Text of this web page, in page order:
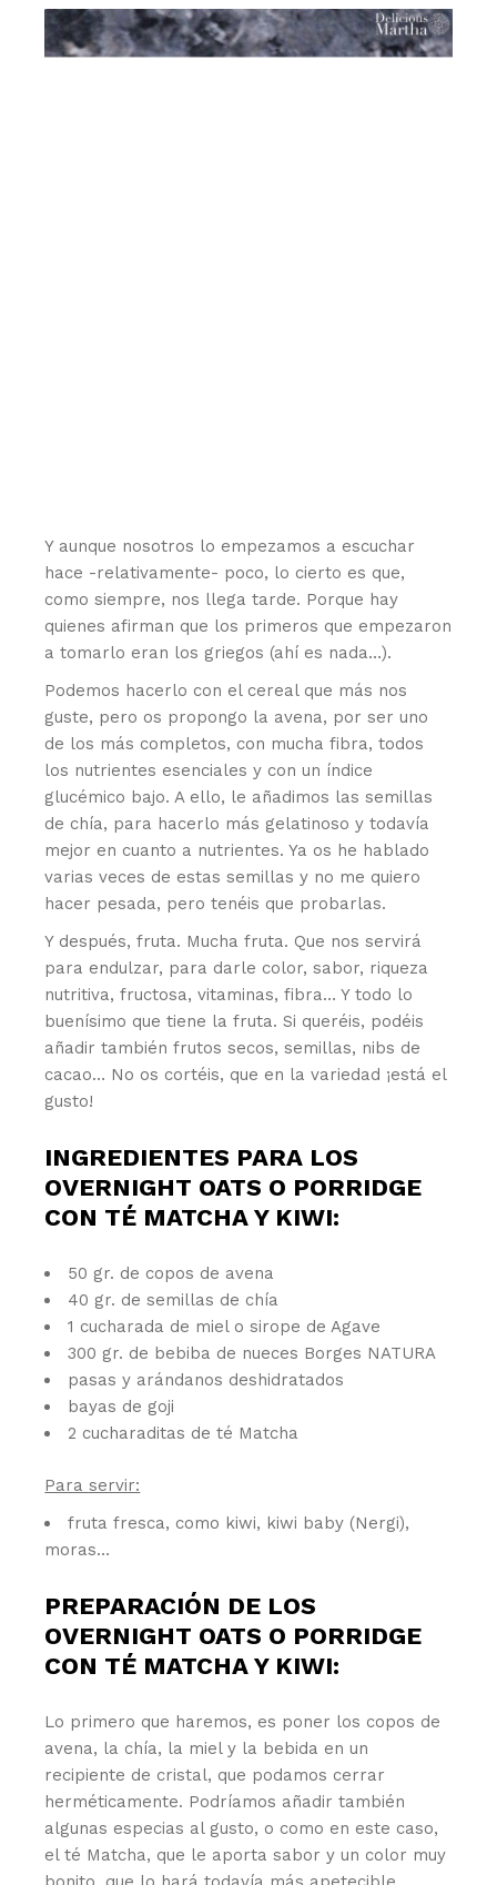
Y aunque nosotros lo empezamos a escuchar
hace -relativamente- poco, lo cierto es que,
como siempre, nos llega tarde. Porque hay
quienes afirman que los primeros que empezaron
a tomarlo eran los griegos (ahí es nada…).
Podemos hacerlo con el cereal que más nos
guste, pero os propongo la avena, por ser uno
de los más completos, con mucha fibra, todos
los nutrientes esenciales y con un índice
glucémico bajo. A ello, le añadimos las semillas
de chía, para hacerlo más gelatinoso y todavía
mejor en cuanto a nutrientes. Ya os he hablado
varias veces de estas semillas y no me quiero
hacer pesada, pero tenéis que probarlas.
Y después, fruta. Mucha fruta. Que nos servirá
para endulzar, para darle color, sabor, riqueza
nutritiva, fructosa, vitaminas, fibra… Y todo lo
buenísimo que tiene la fruta. Si queréis, podéis
añadir también frutos secos, semillas, nibs de
cacao… No os cortéis, que en la variedad ¡está el
gusto!
INGREDIENTES PARA LOS
OVERNIGHT OATS O PORRIDGE
CON TÉ MATCHA Y KIWI:
50 gr. de copos de avena
40 gr. de semillas de chía
1 cucharada de miel o sirope de Agave
300 gr. de bebiba de nueces Borges NATURA
pasas y arándanos deshidratados
bayas de goji
2 cucharaditas de té Matcha
Para servir:
fruta fresca, como kiwi, kiwi baby (Nergi),
moras…
PREPARACIÓN DE LOS
OVERNIGHT OATS O PORRIDGE
CON TÉ MATCHA Y KIWI:
Lo primero que haremos, es poner los copos de
avena, la chía, la miel y la bebida en un
recipiente de cristal, que podamos cerrar
herméticamente. Podríamos añadir también
algunas especias al gusto, o como en este caso,
el té Matcha, que le aporta sabor y un color muy